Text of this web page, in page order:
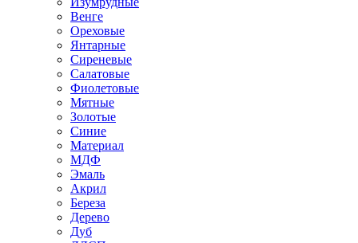
Венге
Ореховые
Янтарные
Сиреневые
Салатовые
Фиолетовые
Мятные
Золотые
Синие
Материал
МДФ
Эмаль
Акрил
Береза
Дерево
Дуб